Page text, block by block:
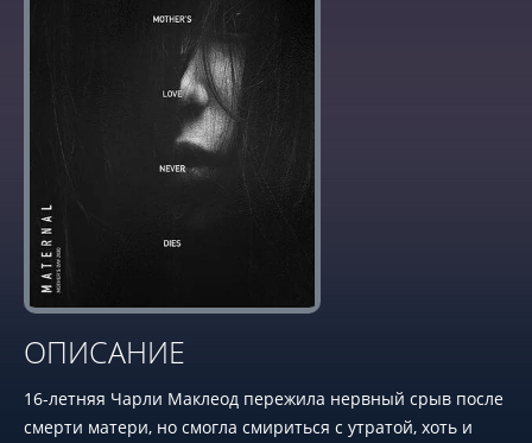
ОПИСАНИЕ
16-летняя Чарли Маклеод пережила нервный срыв после
смерти матери, но смогла смириться с утратой, хоть и